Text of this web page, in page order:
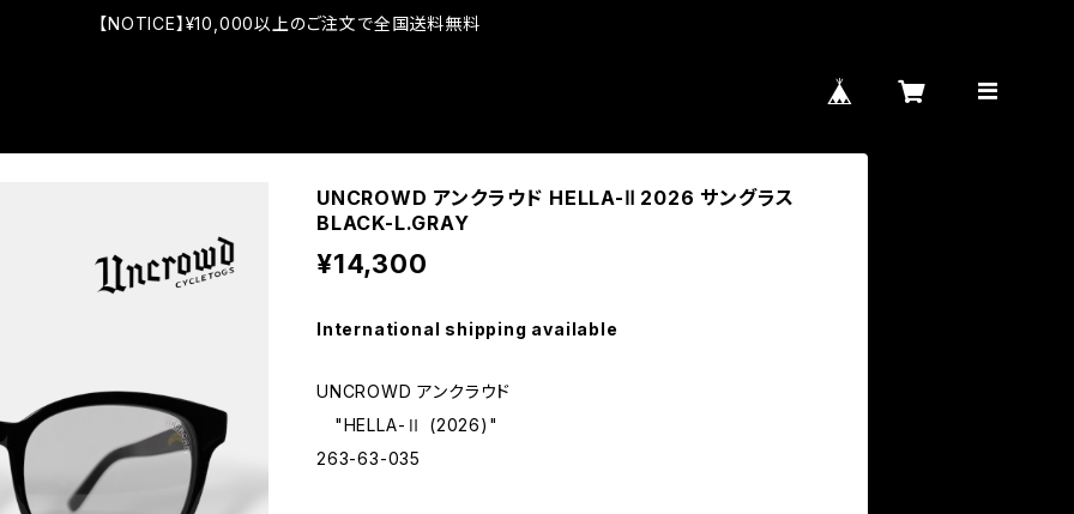
【NOTICE】¥10,000以上のご注文で全国送料無料
UNCROWD アンクラウド HELLA-Ⅱ 2026 サングラス
BLACK-L.GRAY
¥14,300
International shipping available
UNCROWD アンクラウド
"HELLA-Ⅱ (2026)"
263-63-035